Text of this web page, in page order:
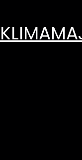
obsah